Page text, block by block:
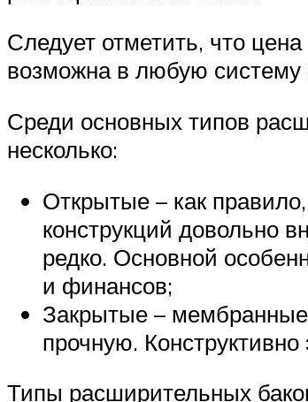
Следует отметить, что
возможна в любую систему
Среди основных типов
несколько:
Открытые – как
конструкций довольно
редко. Основной
и финансов;
Закрытые –
прочную.
Типы расширительных